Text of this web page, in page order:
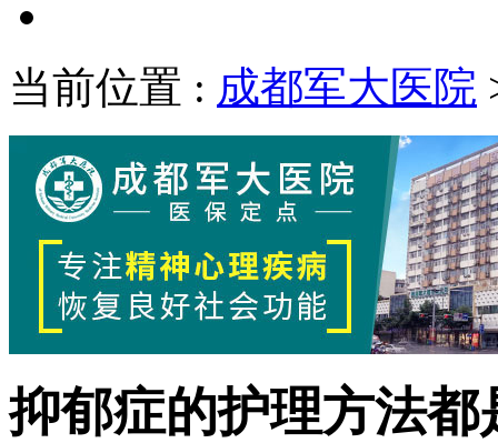
当前位置 : 成都军大医院
抑郁症的护理方法都